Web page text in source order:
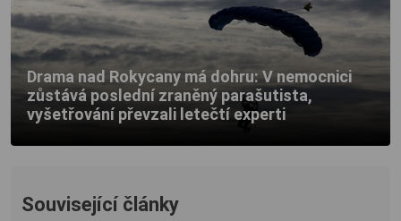
Drama nad Rokycany má dohru: V nemocnici
zůstává poslední zraněný parašutista,
vyšetřování převzali letečtí experti
Související články